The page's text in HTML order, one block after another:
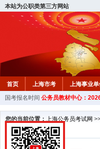
本站为公职类第三方网站
首页 上海市考 上海事业
国考报名时间 公务员教材中心：
您的当前位置： 上海公务员考试网